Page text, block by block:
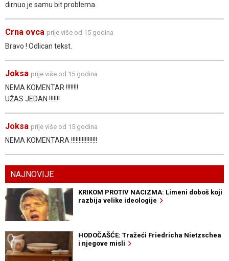
dirnuo je samu bit problema.
Crna ovca prije više od 15 godina
Bravo ! Odlican tekst.
Joksa prije više od 15 godina
NEMA KOMENTAR !!!!!!!!
UŽAS JEDAN !!!!!!!
Joksa prije više od 15 godina
NEMA KOMENTARA !!!!!!!!!!!!!!!!!
NAJNOVIJE
KRIKOM PROTIV NACIZMA: Limeni doboš koji
razbija velike ideologije
HODOČAŠĆE: Tražeći Friedricha Nietzschea
i njegove misli